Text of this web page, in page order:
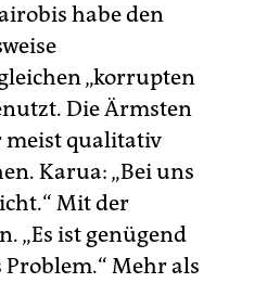
habe den
„korrupten
Die Ärmsten
meist qualitativ
Karua: „Bei uns
Mit der
„Es ist genügend
Mehr als